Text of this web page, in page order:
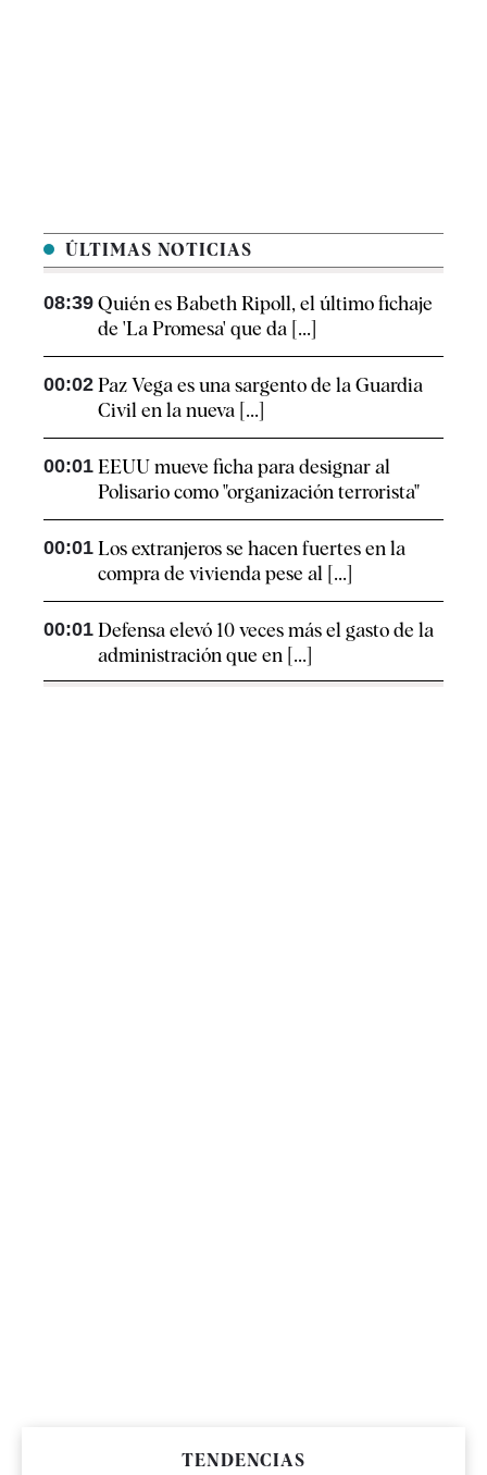
ÚLTIMAS NOTICIAS
08:39 Quién es Babeth Ripoll, el último fichaje
de 'La Promesa' que da [...]
00:02 Paz Vega es una sargento de la Guardia
Civil en la nueva [...]
00:01 EEUU mueve ficha para designar al
Polisario como "organización terrorista"
00:01 Los extranjeros se hacen fuertes en la
compra de vivienda pese al [...]
00:01 Defensa elevó 10 veces más el gasto de la
administración que en [...]
TENDENCIAS